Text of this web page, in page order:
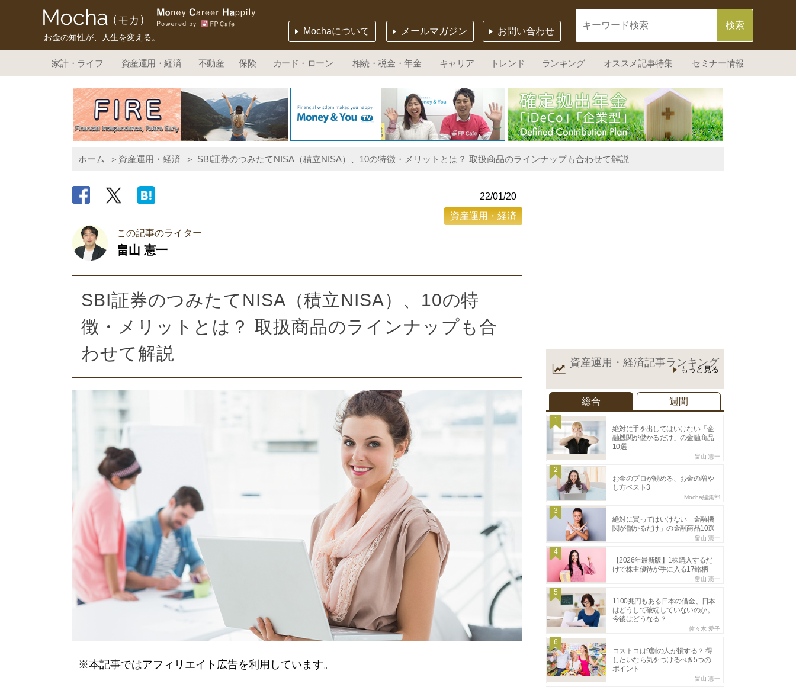
お金の知性が、人生を変える。
お問い合わせ
メールマガジン
Mochaについて
家計・ライフ 資産運用・経済 不動産 保険 カード・ローン 相続・税金・年金 キャリア トレンド ランキング オススメ記事特集 セミナー情報
ホーム 資産運用・経済 SBI証券のつみたてNISA（積立NISA）、10の特徴・メリットとは？ 取扱商品のラインナップも合わせて解説
22/01/20
資産運用・経済
この記事のライター
畠山 憲一
SBI証券のつみたてNISA（積立NISA）、10の特
徴・メリットとは？ 取扱商品のラインナップも合
わせて解説
※本記事ではアフィリエイト広告を利用しています。
資産運用・経済記事ランキング
もっと見る
総合 週間
1
絶対に手を出してはいけない「金
融機関が儲かるだけ」の金融商品
10選
畠山 憲一
2
お金のプロが勧める、お金の増や
し方ベスト3
Mocha編集部
3
絶対に買ってはいけない「金融機
関が儲かるだけ」の金融商品10選
畠山 憲一
4
【2026年最新版】1株購入するだ
けで株主優待が手に入る17銘柄
畠山 憲一
5
1100兆円もある日本の借金、日本
はどうして破綻していないのか。
今後はどうなる？
佐々木 愛子
6
コストコは9割の人が損する？ 得
したいなら気をつけるべき5つの
ポイント
畠山 憲一